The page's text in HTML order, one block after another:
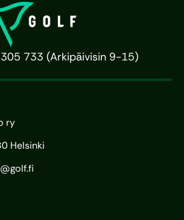
733 (Arkipäivisin 9-15)
ry
Helsinki